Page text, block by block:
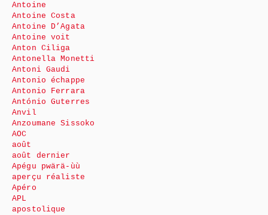
Antoine
Antoine Costa
Antoine D’Agata
Antoine voit
Anton Ciliga
Antonella Monetti
Antoni Gaudi
Antonio échappe
Antonio Ferrara
António Guterres
Anvil
Anzoumane Sissoko
AOC
août
août dernier
Apégu pwärä-ùù
aperçu réaliste
Apéro
APL
apostolique